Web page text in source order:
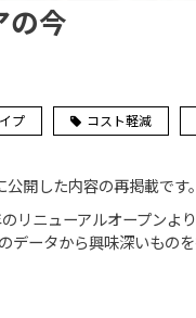
の今
プ コスト軽減
開した内容の再掲載です。
リニューアルオープンよ
データから興味深いもの